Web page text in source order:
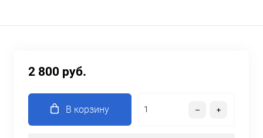
2 800 руб.
В корзину